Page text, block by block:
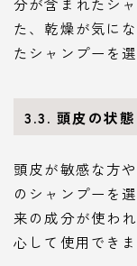
分が含まれたシ
た、乾燥が気に
たシャンプーを
3.3. 頭皮の状態
頭皮が敏感な方
のシャンプーを
来の成分が使わ
心して使用できま